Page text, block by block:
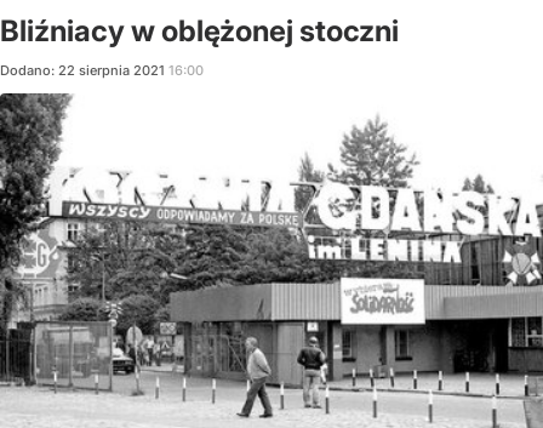
Bliźniacy w oblężonej stoczni
Dodano: 22 sierpnia 2021 16:00